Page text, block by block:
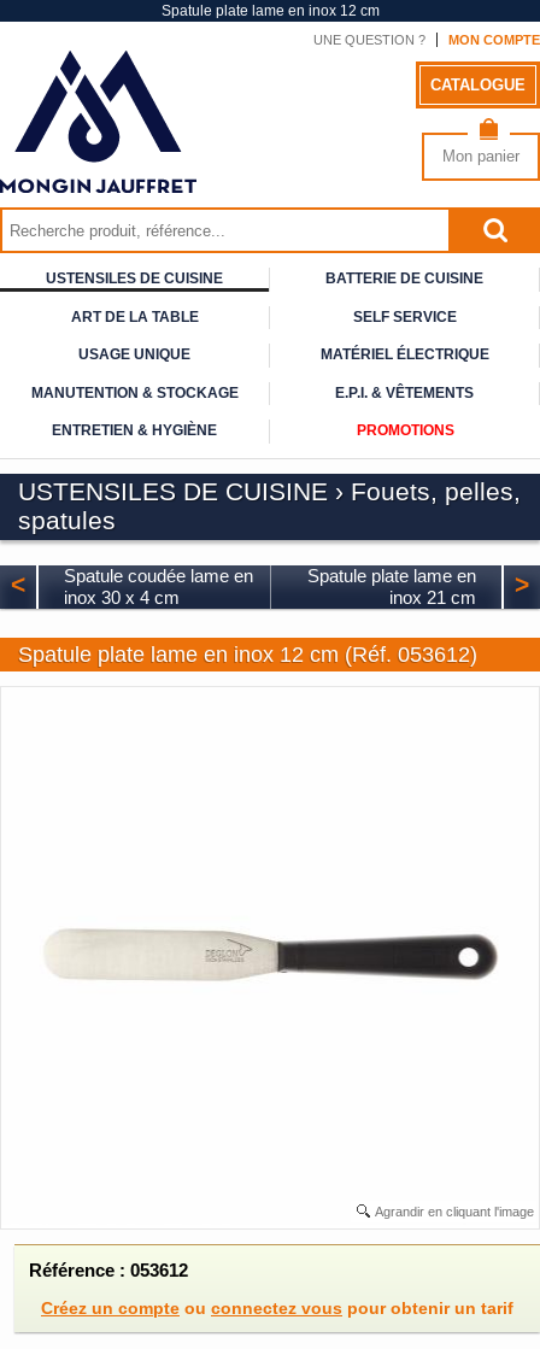
Spatule plate lame en inox 12 cm
UNE QUESTION ? MON COMPTE
CATALOGUE
Mon panier
USTENSILES DE CUISINE BATTERIE DE CUISINE
ART DELA TABLE SELFSERVICE
USAGE UNIQUE MATÉRIEL ÉLECTRIQUE
MANUTENTION & STOCKAGE E.P.I. & VÊTEMENTS
ENTRETIEN & HYGIÈNE PROMOTIONS
USTENSILES DE CUISINE › Fouets, pelles,
spatules
<
Spatule coudée lame en
inox 30 x 4 cm
Spatule plate lame en
inox 21 cm
>
Spatule plate lame en inox 12 cm (Réf. 053612)
Agrandir en cliquant l'image
Référence : 053612
Créez un compte ou connectez vous pour obtenir un tarif